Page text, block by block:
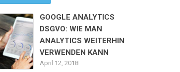
GOOGLE ANALYTICS
DSGVO: WIE MAN
ANALYTICS WEITERHIN
VERWENDEN KANN
April 12, 2018